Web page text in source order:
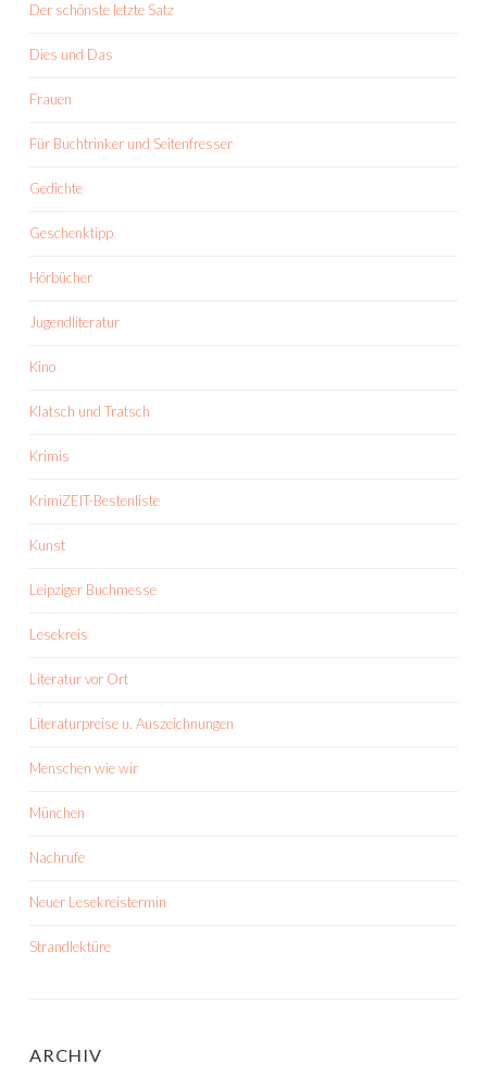
Der schönste letzte Satz
Dies und Das
Frauen
Für Buchtrinker und Seitenfresser
Gedichte
Geschenktipp
Hörbücher
Jugendliteratur
Kino
Klatsch und Tratsch
Krimis
KrimiZEIT-Bestenliste
Kunst
Leipziger Buchmesse
Lesekreis
Literatur vor Ort
Literaturpreise u. Auszeichnungen
Menschen wie wir
München
Nachrufe
Neuer Lesekreistermin
Strandlektüre
ARCHIV